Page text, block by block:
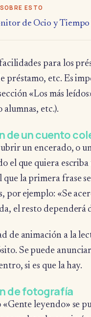
ESTO
de Ocio y
para los
préstamo, etc. Es
«Los más
alumnas, etc.).
de un cuento
un encerado, o
el que quiera
la primera frase
por ejemplo: «Se
el resto dependerá
de animación a la
Se puede
si es que la hay.
de fotografía
leyendo» se